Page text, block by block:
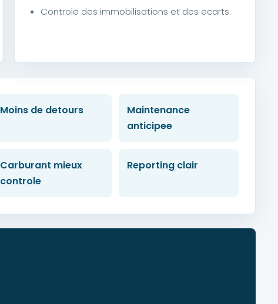
Controle des immobilisations et des ecarts.
Moins de detours
Maintenance
anticipee
Carburant mieux
controle
Reporting clair